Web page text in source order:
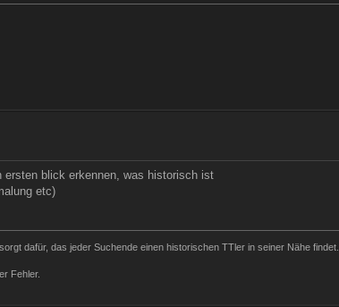
blick erkennen, was historisch ist
etc)
dafür, das jeder Suchende einen historischen TTler in seiner Nähe findet.
Fehler.